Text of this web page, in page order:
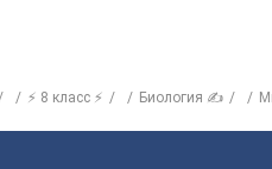
⚡ 8 класс ⚡ Биология ✍